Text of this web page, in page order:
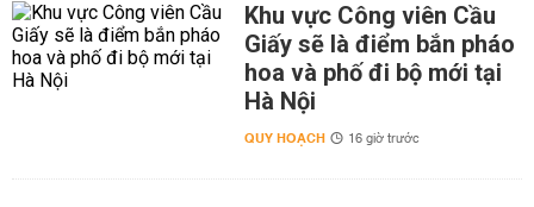
Khu vực Công viên Cầu
Giấy sẽ là điểm bắn pháo
hoa và phố đi bộ mới tại
Hà Nội
QUY HOẠCH 16 giờ trước